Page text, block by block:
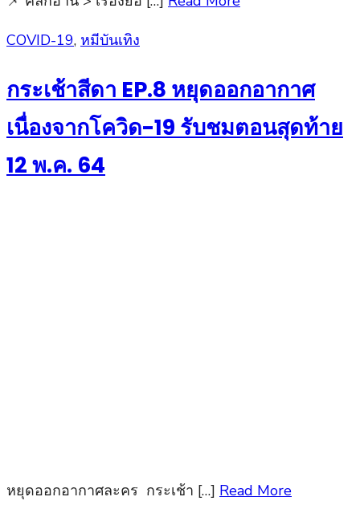
Posted
COVID-19, หมีบันเทิง
กระเช้าสีดา EP.8 หยุดออกอากาศ
เนื่องจากโควิด-19 รับชมตอนสุดท้าย
12 พ.ค. 64
หยุดออกอากาศละคร กระเช้า […] Read More